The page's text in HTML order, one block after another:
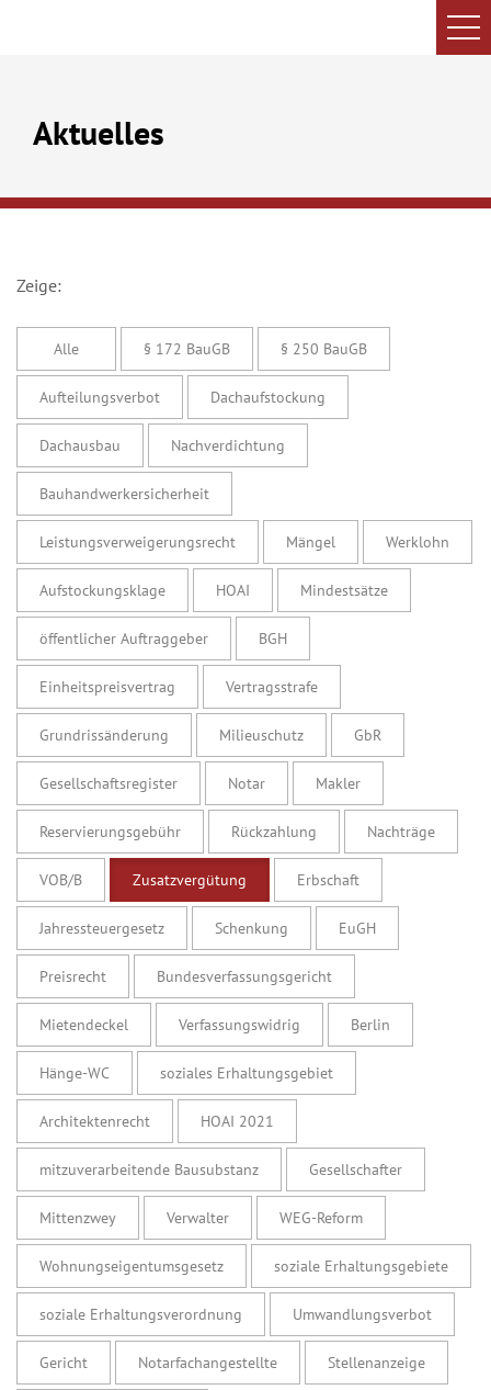
Aktuelles
Zeige:
Alle § 172 BauGB § 250 BauGB
Aufteilungsverbot Dachaufstockung
Dachausbau Nachverdichtung
Bauhandwerkersicherheit
Leistungsverweigerungsrecht Mängel Werklohn
Aufstockungsklage HOAI Mindestsätze
öffentlicher Auftraggeber BGH
Einheitspreisvertrag Vertragsstrafe
Grundrissänderung Milieuschutz GbR
Gesellschaftsregister Notar Makler
Reservierungsgebühr Rückzahlung Nachträge
VOB/B Zusatzvergütung Erbschaft
Jahressteuergesetz Schenkung EuGH
Preisrecht Bundesverfassungsgericht
Mietendeckel Verfassungswidrig Berlin
Hänge-WC soziales Erhaltungsgebiet
Architektenrecht HOAI 2021
mitzuverarbeitende Bausubstanz Gesellschafter
Mittenzwey Verwalter WEG-Reform
Wohnungseigentumsgesetz soziale Erhaltungsgebiete
soziale Erhaltungsverordnung Umwandlungsverbot
Gericht Notarfachangestellte Stellenanzeige